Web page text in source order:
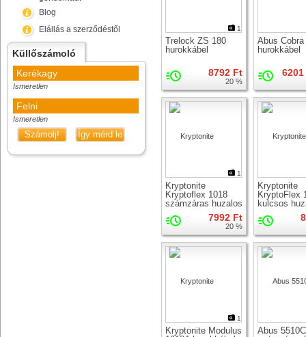
Blog
Elállás a szerződéstől
Küllőszámoló
Kerékagy
Ismeretlen
Felni
Ismeretlen
Számolj! Így mérd le
1
Trelock ZS 180
hurokkábel
8792 Ft
20 %
Abus Cobra
hurokkábel
1
Kryptonite
Kryptoflex 1018
számzáras huzalos
7992 Ft
20 %
Kryptonite
KryptoFlex
kulcsos
1
Kryptonite Modulus
Abus 5510C